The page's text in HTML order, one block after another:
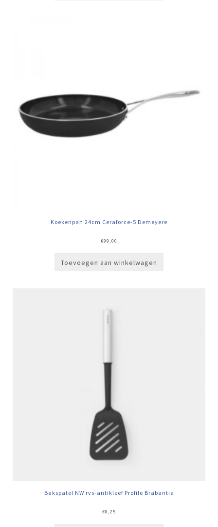
Koekenpan 24cm Ceraforce-5 Demeyere
€99,00
Toevoegen aan winkelwagen
Bakspatel NW rvs-antikleef Profile Brabantia
€8,25